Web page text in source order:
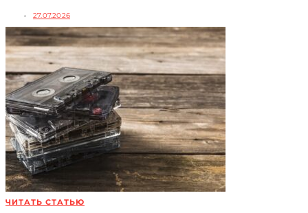
27.07.2026
ЧИТАТЬ СТАТЬЮ